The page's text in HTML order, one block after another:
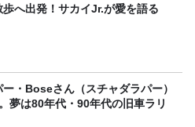
歩へ出発！サカイJr.が愛を語る
ー・Boseさん（スチャダラパー）
夢は80年代・90年代の旧車ラリ